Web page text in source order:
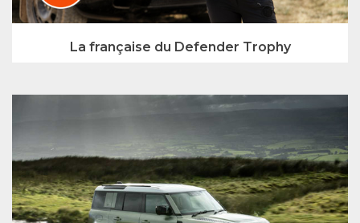
La française du Defender Trophy